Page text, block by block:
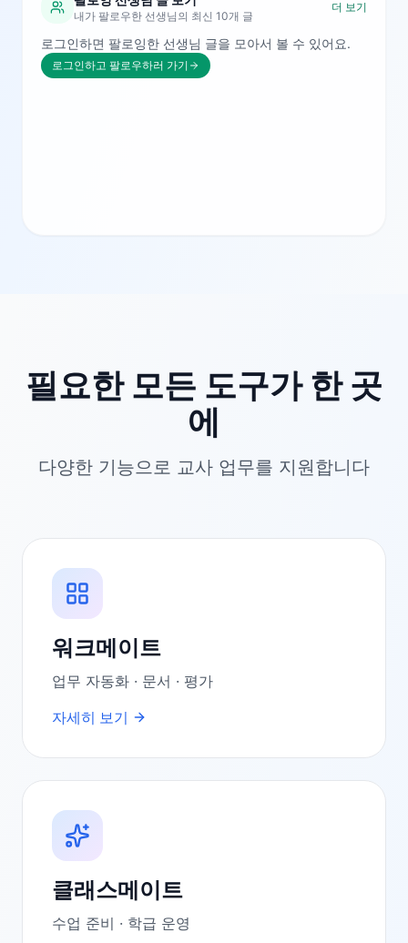
내가 팔로우한 선생님의 최신 10개 글
더 보기
로그인하면 팔로잉한 선생님 글을 모아서 볼 수 있어요.
로그인하고 팔로우하러 가기
필요한 모든 도구가 한 곳
에
다양한 기능으로 교사 업무를 지원합니다
워크메이트
업무 자동화 · 문서 · 평가
자세히 보기
클래스메이트
수업 준비 · 학급 운영